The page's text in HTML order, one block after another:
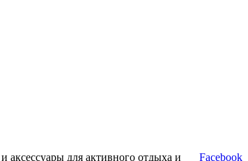
для активного отдыха и Facebook